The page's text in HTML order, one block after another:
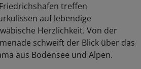
treffen
auf lebendige
Herzlichkeit. Von der
schweift der Blick über das
aus Bodensee und Alpen.